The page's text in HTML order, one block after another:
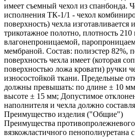
имеет съемный чехол из спанбонда.
исполнения ТК-1/1 - чехол
поверхность) чехла
трикотажное полотно, плотность 210
влагонепроницаемой,
мембраной. Состав: полиэстер 82%,
поверхность чехла имеет (которая
поверхностью ложа кровати) ручки
износостойкой ткани. Предельные
должны превышать: по длине ± 10
высоте ± 15 мм; Допустимое
наполнителя и чехла должно
Преимущество изделия ("Общие")
Преимущества противопролежневого
вязкожластичного пенополиуретана